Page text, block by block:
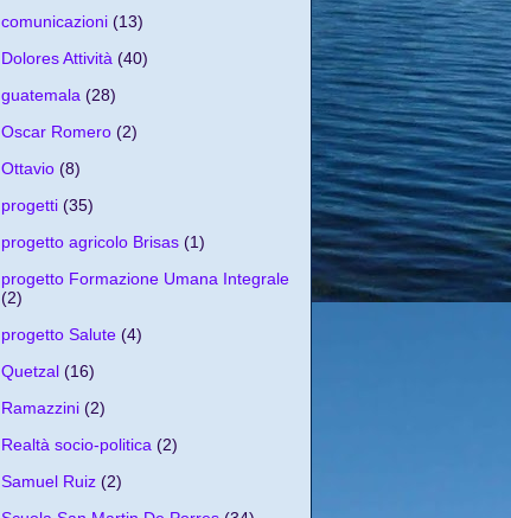
comunicazioni (13)
Dolores Attività (40)
guatemala (28)
Oscar Romero (2)
Ottavio (8)
progetti (35)
progetto agricolo Brisas (1)
progetto Formazione Umana Integrale
(2)
progetto Salute (4)
Quetzal (16)
Ramazzini (2)
Realtà socio-politica (2)
Samuel Ruiz (2)